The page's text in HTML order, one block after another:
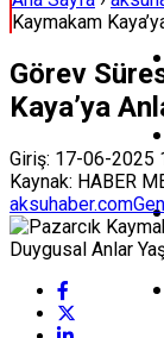
Kaymakam
Görev
Kaya’ya
Giriş: 17-06-2025
Kaynak: HABER
aksuhaber.com